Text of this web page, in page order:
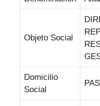
Objeto Social
Domicilio
Social